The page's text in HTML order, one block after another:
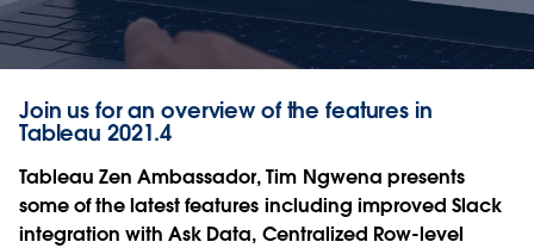
Join us for an overview of the features in
Tableau 2021.4
Tableau Zen Ambassador, Tim Ngwena presents
some of the latest features including improved Slack
integration with Ask Data, Centralized Row-level